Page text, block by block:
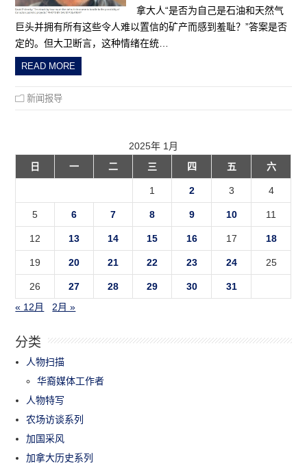
拿大人“是否为自己是石油和天然气
巨头并拥有所有这些令人难以置信的矿产而感到羞耻？”答案是否
定的。但大卫断言，这种情绪在统…
READ MORE
新闻报导
2025年 1月
日
一 二 三 四 五 六
1 2 3 4
5 6 7 8 9 10 11
12 13 14 15 16 17 18
19 20 21 22 23 24 25
26 27 28 29 30
31
« 12月
2月 »
分类
人物扫描
华裔媒体工作者
人物特写
农场访谈系列
加国采风
加拿大历史系列